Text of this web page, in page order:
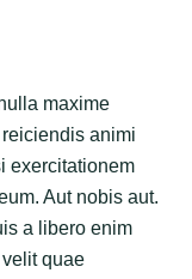
maxime
animi
exercitationem
Aut nobis aut.
a libero enim
quae